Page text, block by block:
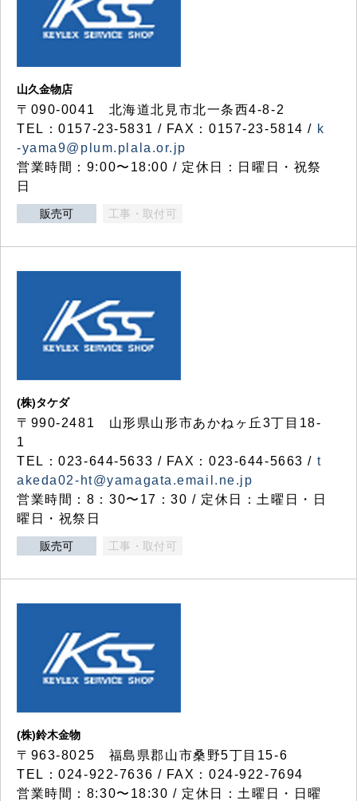
山久金物店
〒090-0041 北海道北見市北一条西4-8-2
TEL：0157-23-5831 / FAX：0157-23-5814 / k
-yama9@plum.plala.or.jp
営業時間：9:00〜18:00 / 定休日：日曜日・祝祭
日
販売可 工事・取付可
(株)タケダ
〒990-2481 山形県山形市あかねヶ丘3丁目18-
1
TEL：023-644-5633 / FAX：023-644-5663 / t
akeda02-ht@yamagata.email.ne.jp
営業時間：8：30〜17：30 / 定休日：土曜日・日
曜日・祝祭日
販売可 工事・取付可
(株)鈴木金物
〒963-8025 福島県郡山市桑野5丁目15-6
TEL：024-922-7636 / FAX：024-922-7694
営業時間：8:30〜18:30 / 定休日：土曜日・日曜